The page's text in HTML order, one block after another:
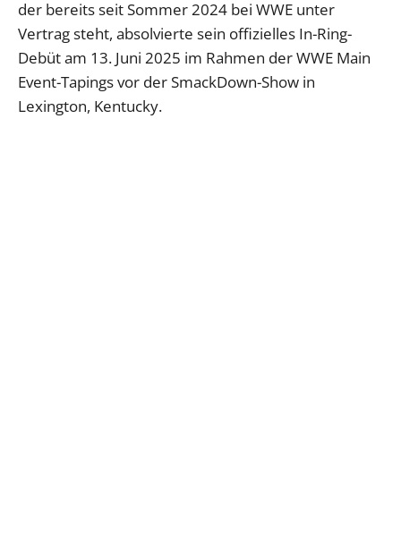
der bereits seit Sommer 2024 bei WWE unter
Vertrag steht, absolvierte sein offizielles In-Ring-
Debüt am 13. Juni 2025 im Rahmen der WWE Main
Event-Tapings vor der SmackDown-Show in
Lexington, Kentucky.